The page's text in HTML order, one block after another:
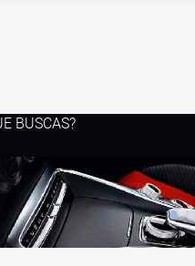
BUSCAS?